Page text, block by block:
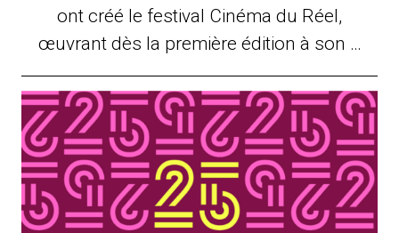
ont créé le festival Cinéma du Réel,
œuvrant dès la première édition à son …